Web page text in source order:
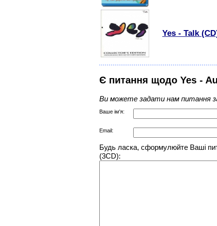
Yes - Talk
Є питання щодо Yes -
Ви можете задати нам питання
Ваше ім'я:
Email:
Будь ласка, сформулюйте Ваші
(3CD):